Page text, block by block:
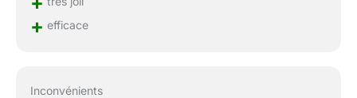
+ efficace
Inconvénients